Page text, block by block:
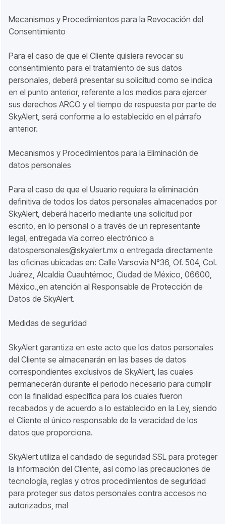
Mecanismos y Procedimientos para la Revocación del
Consentimiento
Para el caso de que el Cliente quisiera revocar su
consentimiento para el tratamiento de sus datos
personales, deberá presentar su solicitud como se indica
en el punto anterior, referente a los medios para ejercer
sus derechos ARCO y el tiempo de respuesta por parte de
SkyAlert, será conforme a lo establecido en el párrafo
anterior.
Mecanismos y Procedimientos para la Eliminación de
datos personales
Para el caso de que el Usuario requiera la eliminación
definitiva de todos los datos personales almacenados por
SkyAlert, deberá hacerlo mediante una solicitud por
escrito, en lo personal o a través de un representante
legal, entregada vía correo electrónico a
datospersonales@skyalert.mx o entregada directamente
las oficinas ubicadas en: Calle Varsovia N°36, Of. 504, Col.
Juárez, Alcaldía Cuauhtémoc, Ciudad de México, 06600,
México.,en atención al Responsable de Protección de
Datos de SkyAlert.
Medidas de seguridad
SkyAlert garantiza en este acto que los datos personales
del Cliente se almacenarán en las bases de datos
correspondientes exclusivos de SkyAlert, las cuales
permanecerán durante el periodo necesario para cumplir
con la finalidad específica para los cuales fueron
recabados y de acuerdo a lo establecido en la Ley, siendo
el Cliente el único responsable de la veracidad de los
datos que proporciona.
SkyAlert utiliza el candado de seguridad SSL para proteger
la información del Cliente, así como las precauciones de
tecnología, reglas y otros procedimientos de seguridad
para proteger sus datos personales contra accesos no
autorizados, mal